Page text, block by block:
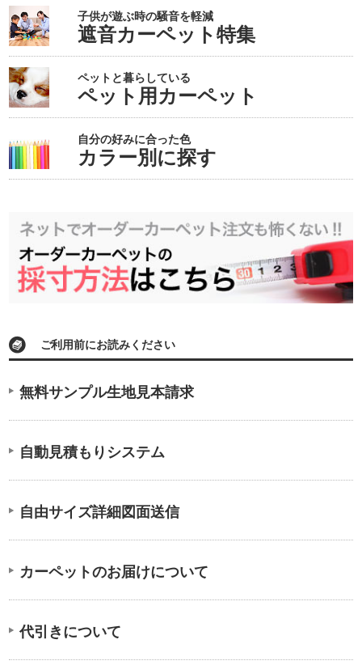
子供が遊ぶ時の騒音を軽減
遮音カーペット特集
ペットと暮らしている
ペット用カーペット
自分の好みに合った色
カラー別に探す
ご利用前にお読みください
無料サンプル生地見本請求
自動見積もりシステム
自由サイズ詳細図面送信
カーペットのお届けについて
代引きについて